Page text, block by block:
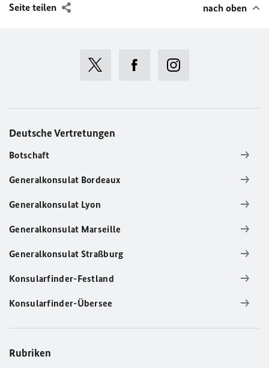
Seite teilen nach oben
Deutsche Vertretungen
Botschaft
Generalkonsulat Bordeaux
Generalkonsulat Lyon
Generalkonsulat Marseille
Generalkonsulat Straßburg
Konsularfinder-Festland
Konsularfinder-Übersee
Rubriken